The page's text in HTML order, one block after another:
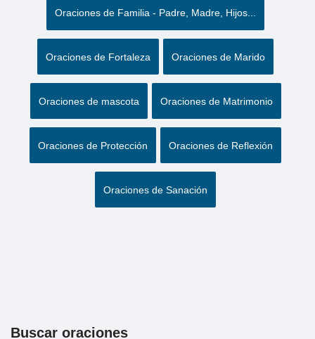
Oraciones de Familia - Padre, Madre, Hijos...
Oraciones de Fortaleza Oraciones de Marido
Oraciones de mascota Oraciones de Matrimonio
Oraciones de Protección Oraciones de Reflexión
Oraciones de Sanación
Buscar oraciones